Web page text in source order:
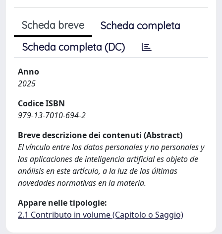
Scheda breve
Scheda completa
Scheda completa (DC)
Anno
2025
Codice ISBN
979-13-7010-694-2
Breve descrizione dei contenuti (Abstract)
El vínculo entre los datos personales y no personales y
las aplicaciones de inteligencia artificial es objeto de
análisis en este artículo, a la luz de las últimas
novedades normativas en la materia.
Appare nelle tipologie:
2.1 Contributo in volume (Capitolo o Saggio)